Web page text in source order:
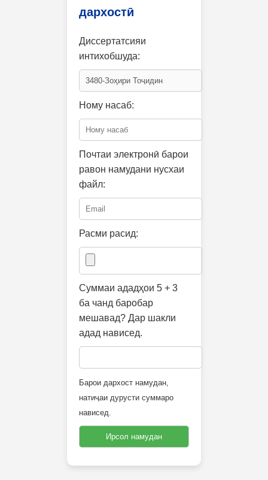
дархостӣ
Диссертатсияи
интихобшуда:
Ному насаб:
Почтаи электронӣ барои
равон намудани нусхаи
файл:
Расми расид:
Суммаи ададҳои 5 + 3
ба чанд баробар
мешавад? Дар шакли
адад нависед.
Барои дархост намудан,
натиҷаи дурусти суммаро
нависед.
Ирсол намудан